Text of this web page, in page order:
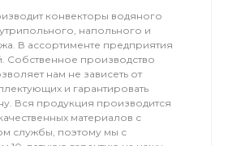
конвекторы водяного
напольного и
В ассортименте предприятия
Собственное производство
нам не зависеть от
и гарантировать
Вся продукция производится
материалов с
службы, поэтому мы с